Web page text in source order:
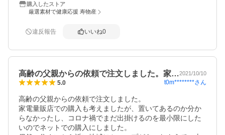
徳でした。フォナックの補聴器なので同じメーカーだから
いいのかな？他のメーカーは、更に安値なのでフォナック
購入したストア
厳選素材で健康応援 寿物産
違反報告 いいね0
高齢の父親からの依頼で注文しました。家…2021/10/10
5.0 t0m********さん
高齢の父親からの依頼で注文しました。
家電量販店での購入も考えましたが、置いてあるのか分か
らなかったし、コロナ禍でまだ出掛けるのを最小限にした
いのでネットでの購入にしました。